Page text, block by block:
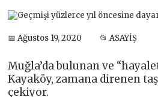
📅 Ağustos 19, 2020 📂 ASAYİŞ
Muğla’da bulunan ve
Kayaköy, zamana direnen
çekiyor.